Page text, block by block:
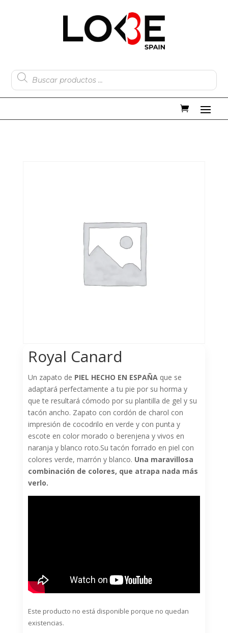
de
productos
Royal Canard
Un zapato de PIEL HECHO EN ESPAÑAque se
adaptará perfectamente a tu pie por su horma y
que te resultará cómodo por su plantilla de gel y su
tacón ancho. Zapato con cordón de charol con
impresión de cocodrilo en verde y con punta y
escote en color morado o berenjena y vivos en
naranja y blanco roto.Su tacón forrado en piel con
colores verde, marrón y blanco. Una maravillosa
combinación de colores, que atrapa nada más
verlo.
Este producto no está disponible porque no quedan
existencias.